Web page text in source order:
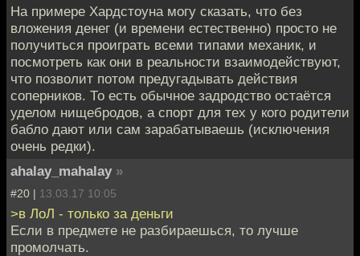
На примере Хардстоуна могу сказать, что без
вложения денег (и времени естественно) просто не
получиться проиграть всеми типами механик, и
посмотреть как они в реальности взаимодействуют,
что позволит потом предугадывать действия
соперников. То есть обычное задродство остаётся
уделом нищебродов, а спорт для тех у кого родители
бабло дают или сам зарабатываешь (исключения
очень редки).
ahalay_mahalay »
#20 | 13.03.17 10:05
>в ЛоЛ - только за деньги
Если в предмете не разбираешься, то лучше
промолчать.